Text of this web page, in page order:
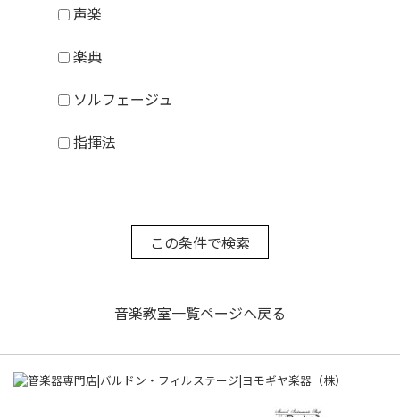
声楽
楽典
ソルフェージュ
指揮法
音楽教室一覧ページへ戻る